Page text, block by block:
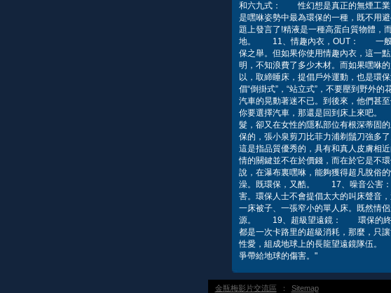
和六九式： 性幻想是真正的無煙工業
是嘿咻姿勢中最為環保的一種，既不
題上發言了!精液是一種高蛋白質物體，
地。 11、情趣內衣，OUT： 一般來
保之舉。但如果你使用情趣內衣，這
明，不知浪費了多少木材。而如果嘿咻
以，取締睡床，提倡戶外運動，也是環
倡“倒掛式”，“站立式”，不要壓到野
汽車的晃動著迷不已。到後來，他們甚
你要選擇汽車，那還是回到床上來吧
髮，卻又在女性的隱私部位有根深蒂固
保的，張小泉剪刀比菲力浦剃鬚刀強
這是指品質優秀的，具有和真人皮膚相
情的關鍵並不在於價錢，而在於它是
說，在瀑布裏嘿咻，能夠獲得超凡脫俗
澡。既環保，又酷。 17、噪音公害
害。環保人士不會提倡太大的叫床聲
一床被子、一張窄小的單人床。既然情
源。 19、超級望遠鏡： 環保的終極
都是一次卡路里的超級消耗，那麼，只
性愛，組成地球上的長龍望遠鏡隊伍
爭帶給地球的傷害。"
金瓶梅影片交流區 ： Sitemap